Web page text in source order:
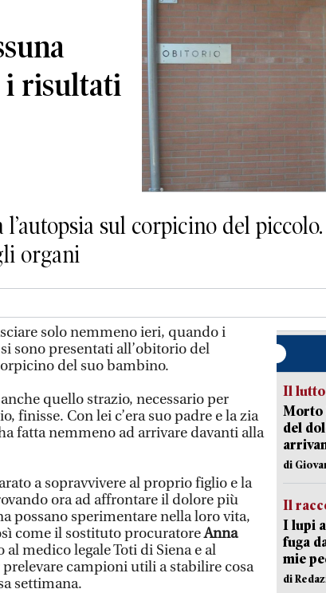
i risultati
sul corpicino del
organi
solo nemmeno ieri, quando i
sono presentati all’obitorio del
del suo bambino.
quello strazio, necessario per
finisse. Con lei c’era suo padre e la zia
fatta nemmeno ad arrivare davanti alla
a sopravvivere al proprio figlio e la
ora ad affrontare il dolore più
possano sperimentare nella loro vita,
come il sostituto procuratoreAnna
al medico legale Toti di Siena e al
campioni utili a stabilire cosa
settimana.
Il lutto
Morto
del
di
Il
I lupi
fuga
mie
di